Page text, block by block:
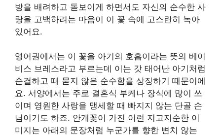
방을 배려하고 돋보이게 하면서도 자신의 순수한 사
랑을 고백하려는 마음이 이 꽃 속에 고스란히 녹아
있어요.
영어권에서는 이 꽃을 아기의 호흡이라는 뜻의 베이
비스 브레스라고 부르는데 이는 갓 태어난 아기처럼
순결하고 때 묻지 않은 순수함을 상징하기 때문이에
요. 서양에서는 주로 결혼식 부케나 장식에 많이 쓰
이며 영원한 사랑을 맹세할 때 빠지지 않는 단골 손
님이기도 하죠. 안개꽃이 가진 이런 지고지순한 이
미지는 아래의 문장처럼 누군가를 향한 변치 않는